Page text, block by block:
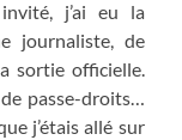
j’ai eu la
journaliste, de
sortie officielle.
passe-droits…
j’étais allé sur